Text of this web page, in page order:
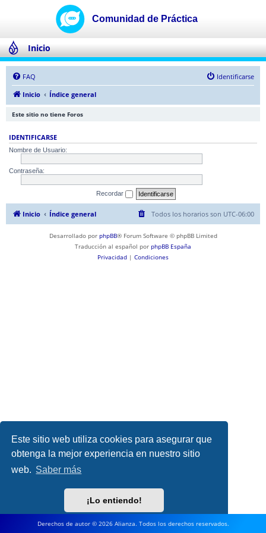
Este sitio web utiliza cookies para asegurar que
obtenga la mejor experiencia en nuestro sitio
web. Saber más
¡Lo entiendo!
Inicio
FAQ
Identificarse
Inicio
Índice general
Este sitio no tiene Foros
IDENTIFICARSE
Nombre de Usuario:
Contraseña:
Recordar
Inicio Índice general Todos los horarios son UTC-06:00
Desarrollado por phpBB® Forum Software © phpBB Limited
Traducción al español por phpBB España
Privacidad | Condiciones
Derechos de autor © 2026 Alianza. Todos los derechos reservados.